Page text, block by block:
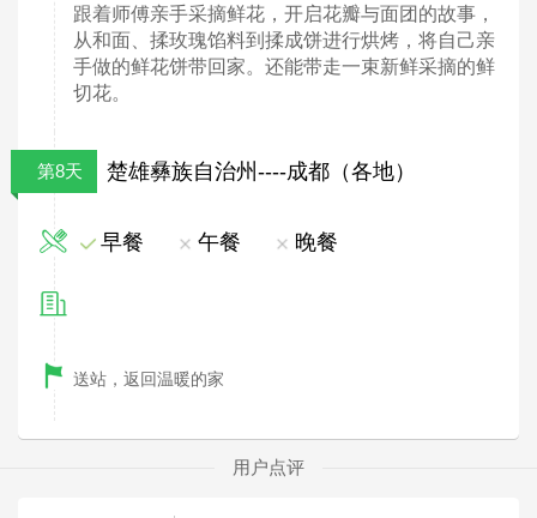
跟着师傅亲手采摘鲜花，开启花瓣与面团的故事，
从和面、揉玫瑰馅料到揉成饼进行烘烤，将自己亲
手做的鲜花饼带回家。还能带走一束新鲜采摘的鲜
切花。
第8天 楚雄彝族自治州----成都（各地）
早餐 午餐 晚餐
送站，返回温暖的家
用户点评